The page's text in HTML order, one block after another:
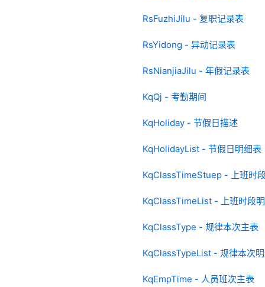
RsFuzhiJilu - 复职记录表
RsYidong - 异动记录表
RsNianjiaJilu - 年假记录表
KqQj - 考勤期间
KqHoliday - 节假日描述
KqHolidayList - 节假日明细表
KqClassTimeStuep - 上班时
KqClassTimeList - 上班时段
KqClassType - 规律本次主表
KqClassTypeList - 规律本次
KqEmpTime - 人员班次主表